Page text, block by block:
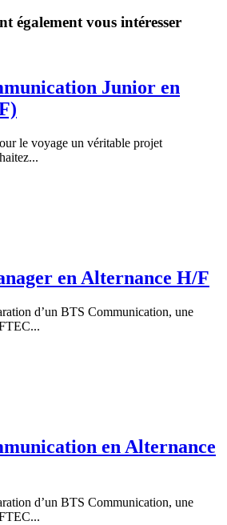
également vous intéresser
Junior en
le voyage un véritable projet
en Alternance H/F
d’un BTS Communication, une
en Alternance
d’un BTS Communication, une